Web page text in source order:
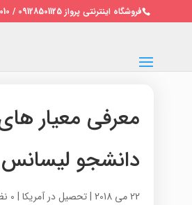
فروشگاه اینترنتی پرواز 09128501125 / 02122691010
معرفی معیار
دانشجو لیسانس
22 می 2018 |تحصیل در آمریکا| 0 نظر